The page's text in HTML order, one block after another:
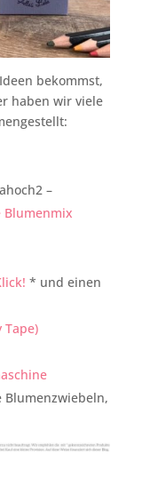
bekommst,
haben wir viele
–
Blumenmix
* und einen
Tape)
Blumenzwiebeln,